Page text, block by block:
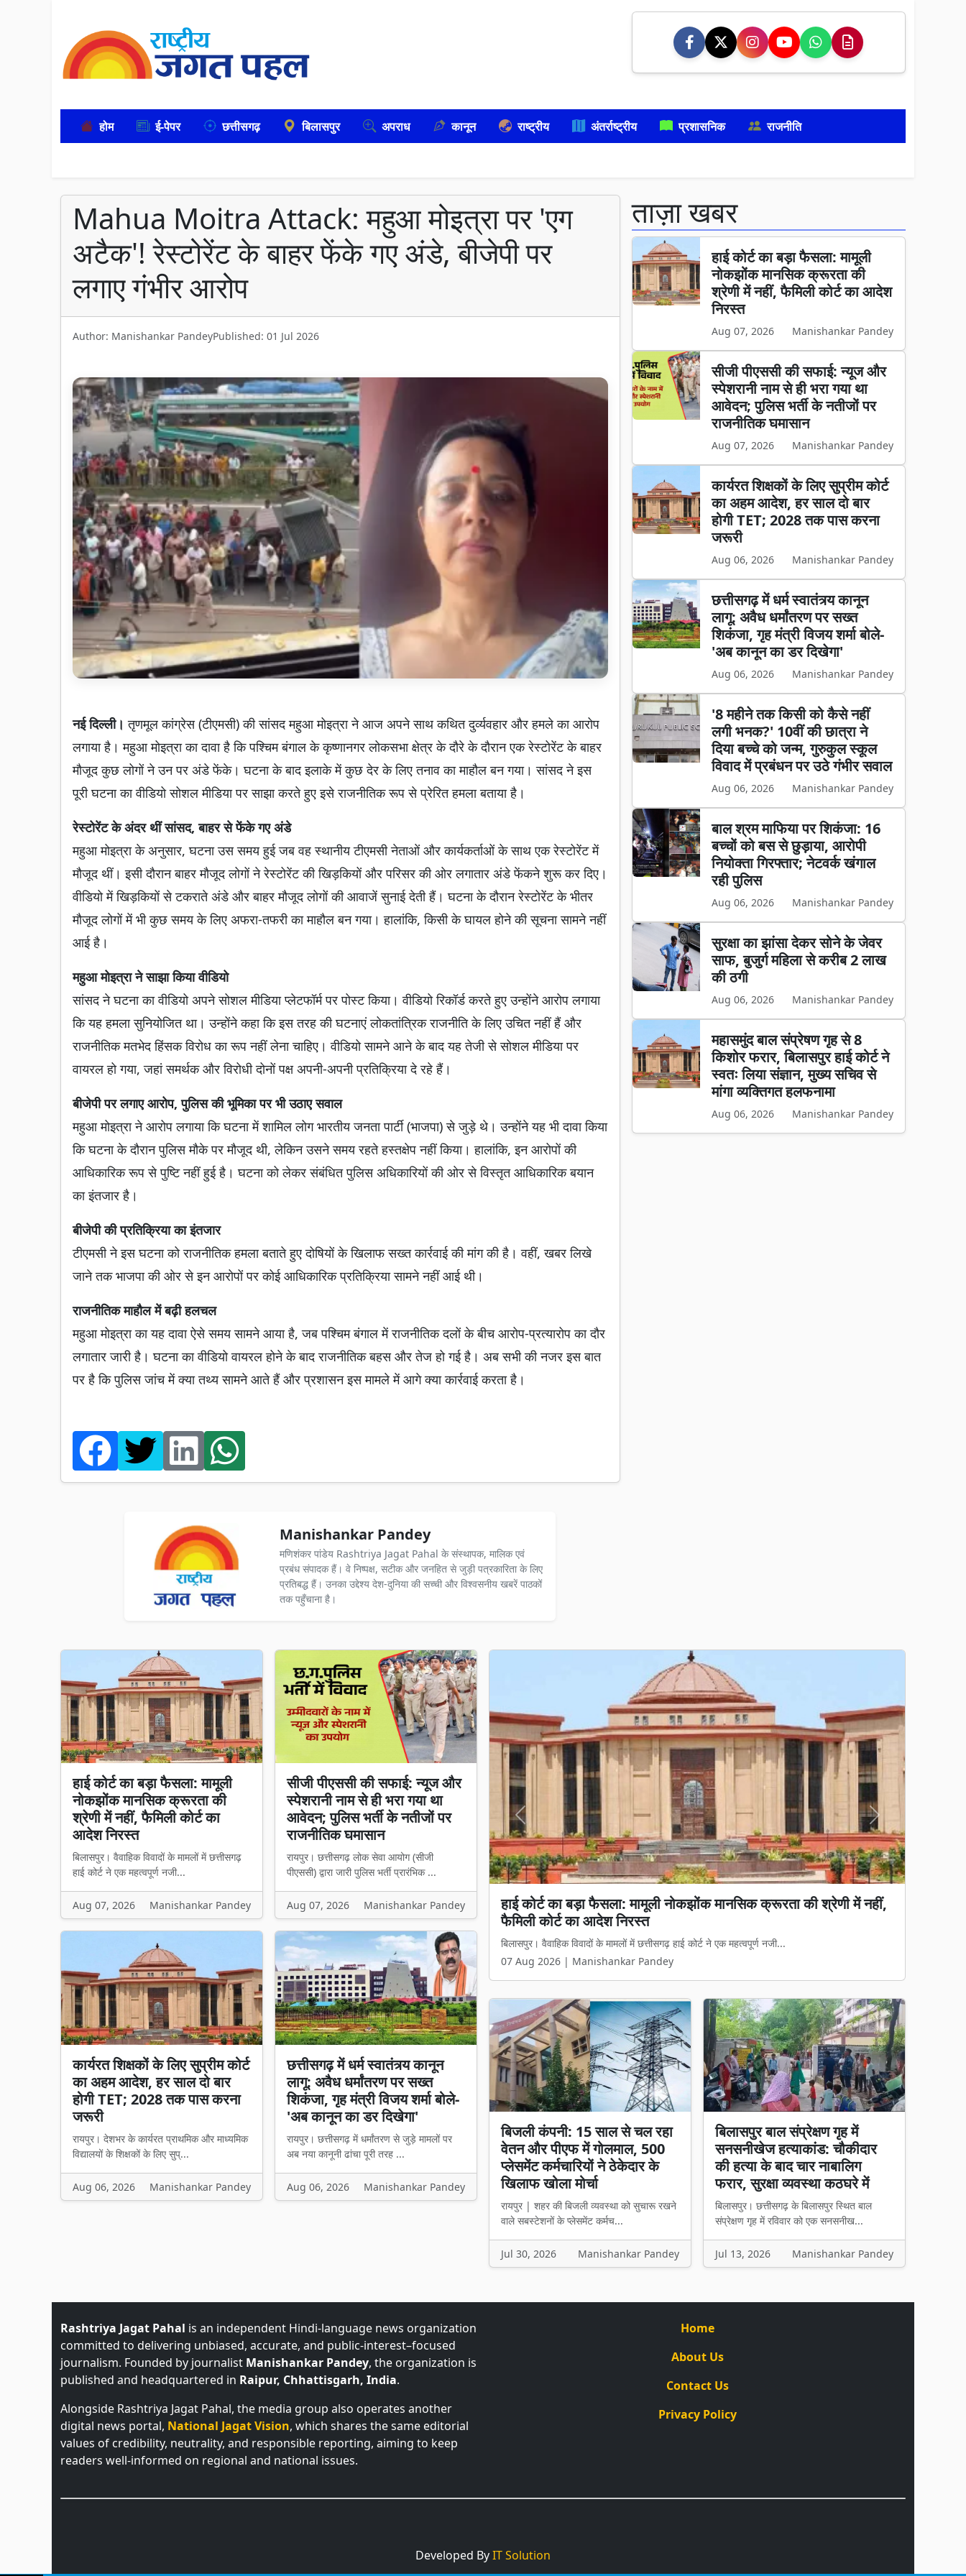
होम ई-पेपर छत्तीसगढ़ बिलासपुर अपराध कानून राष्ट्रीय अंतर्राष्ट्रीय प्रशासनिक राजनीति
Mahua Moitra Attack: महुआ मोइत्रा पर 'एग
अटैक'! रेस्टोरेंट के बाहर फेंके गए अंडे, बीजेपी पर
लगाए गंभीर आरोप
Author: Manishankar PandeyPublished: 01 Jul 2026
नई दिल्ली।तृणमूल कांग्रेस (टीएमसी) की सांसद महुआ मोइत्रा ने आज अपने साथ कथित दुर्व्यवहार और हमले का आरोप
लगाया है। महुआ मोइत्रा का दावा है कि पश्चिम बंगाल के कृष्णानगर लोकसभा क्षेत्र के दौरे के दौरान एक रेस्टोरेंट के बाहर
मौजूद कुछ लोगों ने उन पर अंडे फेंके। घटना के बाद इलाके में कुछ देर के लिए तनाव का माहौल बन गया। सांसद ने इस
पूरी घटना का वीडियो सोशल मीडिया पर साझा करते हुए इसे राजनीतिक रूप से प्रेरित हमला बताया है।
रेस्टोरेंट के अंदर थीं सांसद, बाहर से फेंके गए अंडे
महुआ मोइत्रा के अनुसार, घटना उस समय हुई जब वह स्थानीय टीएमसी नेताओं और कार्यकर्ताओं के साथ एक रेस्टोरेंट में
मौजूद थीं। इसी दौरान बाहर मौजूद लोगों ने रेस्टोरेंट की खिड़कियों और परिसर की ओर लगातार अंडे फेंकने शुरू कर दिए।
वीडियो में खिड़कियों से टकराते अंडे और बाहर मौजूद लोगों की आवाजें सुनाई देती हैं। घटना के दौरान रेस्टोरेंट के भीतर
मौजूद लोगों में भी कुछ समय के लिए अफरा-तफरी का माहौल बन गया। हालांकि, किसी के घायल होने की सूचना सामने नहीं
आई है।
महुआ मोइत्रा ने साझा किया वीडियो
सांसद ने घटना का वीडियो अपने सोशल मीडिया प्लेटफॉर्म पर पोस्ट किया। वीडियो रिकॉर्ड करते हुए उन्होंने आरोप लगाया
कि यह हमला सुनियोजित था। उन्होंने कहा कि इस तरह की घटनाएं लोकतांत्रिक राजनीति के लिए उचित नहीं हैं और
राजनीतिक मतभेद हिंसक विरोध का रूप नहीं लेना चाहिए। वीडियो सामने आने के बाद यह तेजी से सोशल मीडिया पर
वायरल हो गया, जहां समर्थक और विरोधी दोनों पक्ष अपनी-अपनी प्रतिक्रिया दे रहे हैं।
बीजेपी पर लगाए आरोप, पुलिस की भूमिका पर भी उठाए सवाल
महुआ मोइत्रा ने आरोप लगाया कि घटना में शामिल लोग भारतीय जनता पार्टी (भाजपा) से जुड़े थे। उन्होंने यह भी दावा किया
कि घटना के दौरान पुलिस मौके पर मौजूद थी, लेकिन उसने समय रहते हस्तक्षेप नहीं किया। हालांकि, इन आरोपों की
आधिकारिक रूप से पुष्टि नहीं हुई है। घटना को लेकर संबंधित पुलिस अधिकारियों की ओर से विस्तृत आधिकारिक बयान
का इंतजार है।
बीजेपी की प्रतिक्रिया का इंतजार
टीएमसी ने इस घटना को राजनीतिक हमला बताते हुए दोषियों के खिलाफ सख्त कार्रवाई की मांग की है। वहीं, खबर लिखे
जाने तक भाजपा की ओर से इन आरोपों पर कोई आधिकारिक प्रतिक्रिया सामने नहीं आई थी।
राजनीतिक माहौल में बढ़ी हलचल
महुआ मोइत्रा का यह दावा ऐसे समय सामने आया है, जब पश्चिम बंगाल में राजनीतिक दलों के बीच आरोप-प्रत्यारोप का दौर
लगातार जारी है। घटना का वीडियो वायरल होने के बाद राजनीतिक बहस और तेज हो गई है। अब सभी की नजर इस बात
पर है कि पुलिस जांच में क्या तथ्य सामने आते हैं और प्रशासन इस मामले में आगे क्या कार्रवाई करता है।
Manishankar Pandey
मणिशंकर पांडेय Rashtriya Jagat Pahal के संस्थापक, मालिक एवं
प्रबंध संपादक हैं। वे निष्पक्ष, सटीक और जनहित से जुड़ी पत्रकारिता के लिए
प्रतिबद्ध हैं। उनका उद्देश्य देश-दुनिया की सच्ची और विश्वसनीय खबरें पाठकों
तक पहुँचाना है।
ताज़ा खबर
हाई कोर्ट का बड़ा फैसला: मामूली
नोकझोंक मानसिक क्रूरता की
श्रेणी में नहीं, फैमिली कोर्ट का आदेश
निरस्त
Aug 07, 2026 Manishankar Pandey
सीजी पीएससी की सफाई: न्यूज और
स्पेशरानी नाम से ही भरा गया था
आवेदन; पुलिस भर्ती के नतीजों पर
राजनीतिक घमासान
Aug 07, 2026 Manishankar Pandey
कार्यरत शिक्षकों के लिए सुप्रीम कोर्ट
का अहम आदेश, हर साल दो बार
होगी TET; 2028 तक पास करना
जरूरी
Aug 06, 2026 Manishankar Pandey
छत्तीसगढ़ में धर्म स्वातंत्र्य कानून
लागू: अवैध धर्मांतरण पर सख्त
शिकंजा, गृह मंत्री विजय शर्मा बोले-
'अब कानून का डर दिखेगा'
Aug 06, 2026 Manishankar Pandey
'8 महीने तक किसी को कैसे नहीं
लगी भनक?' 10वीं की छात्रा ने
दिया बच्चे को जन्म, गुरुकुल स्कूल
विवाद में प्रबंधन पर उठे गंभीर सवाल
Aug 06, 2026 Manishankar Pandey
बाल श्रम माफिया पर शिकंजा: 16
बच्चों को बस से छुड़ाया, आरोपी
नियोक्ता गिरफ्तार; नेटवर्क खंगाल
रही पुलिस
Aug 06, 2026 Manishankar Pandey
सुरक्षा का झांसा देकर सोने के जेवर
साफ, बुजुर्ग महिला से करीब 2 लाख
की ठगी
Aug 06, 2026 Manishankar Pandey
महासमुंद बाल संप्रेषण गृह से 8
किशोर फरार, बिलासपुर हाई कोर्ट ने
स्वतः लिया संज्ञान, मुख्य सचिव से
मांगा व्यक्तिगत हलफनामा
Aug 06, 2026 Manishankar Pandey
हाई कोर्ट का बड़ा फैसला: मामूली
नोकझोंक मानसिक क्रूरता की
श्रेणी में नहीं, फैमिली कोर्ट का
आदेश निरस्त
बिलासपुर। वैवाहिक विवादों के मामलों में छत्तीसगढ़
हाई कोर्ट ने एक महत्वपूर्ण नजी...
Aug 07, 2026 Manishankar Pandey
सीजी पीएससी की सफाई: न्यूज और
स्पेशरानी नाम से ही भरा गया था
आवेदन; पुलिस भर्ती के नतीजों पर
राजनीतिक घमासान
रायपुर। छत्तीसगढ़ लोक सेवा आयोग (सीजी
पीएससी) द्वारा जारी पुलिस भर्ती प्रारंभिक ...
Aug 07, 2026 Manishankar Pandey
कार्यरत शिक्षकों के लिए सुप्रीम कोर्ट
का अहम आदेश, हर साल दो बार
होगी TET; 2028 तक पास करना
जरूरी
रायपुर। देशभर के कार्यरत प्राथमिक और माध्यमिक
विद्यालयों के शिक्षकों के लिए सुप्...
Aug 06, 2026 Manishankar Pandey
छत्तीसगढ़ में धर्म स्वातंत्र्य कानून
लागू: अवैध धर्मांतरण पर सख्त
शिकंजा, गृह मंत्री विजय शर्मा बोले-
'अब कानून का डर दिखेगा'
रायपुर। छत्तीसगढ़ में धर्मांतरण से जुड़े मामलों पर
अब नया कानूनी ढांचा पूरी तरह ...
Aug 06, 2026 Manishankar Pandey
सीजी पीएससी की सफाई: न्यूज और स्पेशरानी नाम से ही भरा गया था आवेदन;
पुलिस भर्ती के नतीजों पर राजनीतिक घमासान
रायपुर। छत्तीसगढ़ लोक सेवा आयोग (सीजी पीएससी) द्वारा जारी पुलिस भर्ती प्रारंभिक ...
07 Aug 2026 | Manishankar Pandey
Previous Next
बिजली कंपनी: 15 साल से चल रहा
वेतन और पीएफ में गोलमाल, 500
प्लेसमेंट कर्मचारियों ने ठेकेदार के
खिलाफ खोला मोर्चा
रायपुर | शहर की बिजली व्यवस्था को सुचारू रखने
वाले सबस्टेशनों के प्लेसमेंट कर्मच...
Jul 30, 2026 Manishankar Pandey
बिलासपुर बाल संप्रेक्षण गृह में
सनसनीखेज हत्याकांड: चौकीदार
की हत्या के बाद चार नाबालिग
फरार, सुरक्षा व्यवस्था कठघरे में
बिलासपुर। छत्तीसगढ़ के बिलासपुर स्थित बाल
संप्रेक्षण गृह में रविवार को एक सनसनीख...
Jul 13, 2026 Manishankar Pandey
Rashtriya Jagat Pahal is an independent Hindi-language news organization
committed to delivering unbiased, accurate, and public-interest–focused
journalism. Founded by journalist Manishankar Pandey, the organization is
published and headquartered in Raipur, Chhattisgarh, India.
Alongside Rashtriya Jagat Pahal, the media group also operates another
digital news portal, National Jagat Vision, which shares the same editorial
values of credibility, neutrality, and responsible reporting, aiming to keep
readers well-informed on regional and national issues.
Home
About Us
Contact Us
Privacy Policy
Developed ByIT Solution